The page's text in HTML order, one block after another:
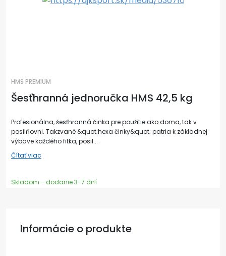
HMS PREMIUM
Šesťhranná jednoručka HMS 42,5 kg
Profesionálna, šesťhranná činka pre použitie ako doma, tak v
posilňovni. Takzvané &quot;hexa činky&quot; patria k základnej
výbave každého fitka, posil...
Čítať viac
Skladom - dodanie 3-7 dní
Informácie o produkte